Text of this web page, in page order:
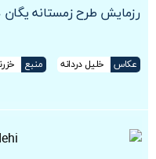
رزمایش طرح زمستانه یگان
عکاس خلیل دردانه منبع